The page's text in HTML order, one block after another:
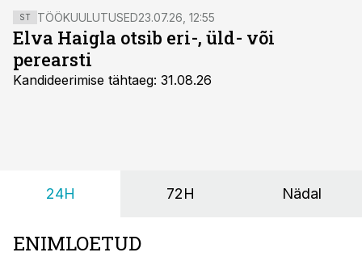
intervjuu üleskirjutust, milles psühhopaadid kirjeldasid
oma kuritegusid ja nende tagamaid, tulid välja selged
sõnakasutuse mustrid, mis eristasid psühhopaati
teistest kurjategijatest, vahendab Physorg.com.
ST TÖÖKUULUTUSED23.07.26, 12:55
Elva Haigla otsib eri-, üld- või
perearsti
Kandideerimise tähtaeg: 31.08.26
24H 72H Nädal
ENIMLOETUD